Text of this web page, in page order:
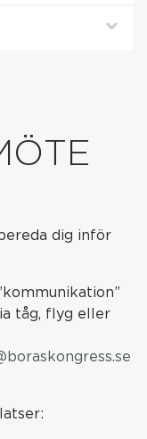
dig inför
tåg, flyg eller